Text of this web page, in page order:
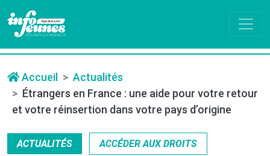
Accueil
Actualités
Étrangers en France : une aide pour votre retour
et votre réinsertion dans votre pays d’origine
ACTUALITÉS ACCÉDER AUX DROITS